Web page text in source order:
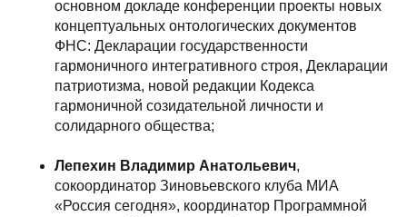
основном докладе конференции проекты новых
концептуальных онтологических документов
ФНС: Декларации государственности
гармоничного интегративного строя, Декларации
патриотизма, новой редакции Кодекса
гармоничной созидательной личности и
солидарного общества;
Лепехин Владимир Анатольевич,
сокоординатор Зиновьевского клуба МИА
«Россия сегодня», координатор Программной